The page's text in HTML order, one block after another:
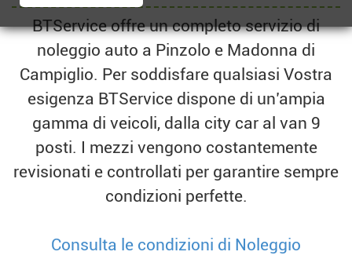
BTService offre un completo servizio di
noleggio auto a Pinzolo e Madonna di
Campiglio. Per soddisfare qualsiasi Vostra
esigenza BTService dispone di un’ampia
gamma di veicoli, dalla city car al van 9
posti. I mezzi vengono costantemente
revisionati e controllati per garantire sempre
condizioni perfette.
Consulta le condizioni di Noleggio